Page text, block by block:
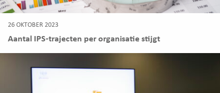
26 OKTOBER 2023
Aantal IPS-trajecten per organisatie stijgt